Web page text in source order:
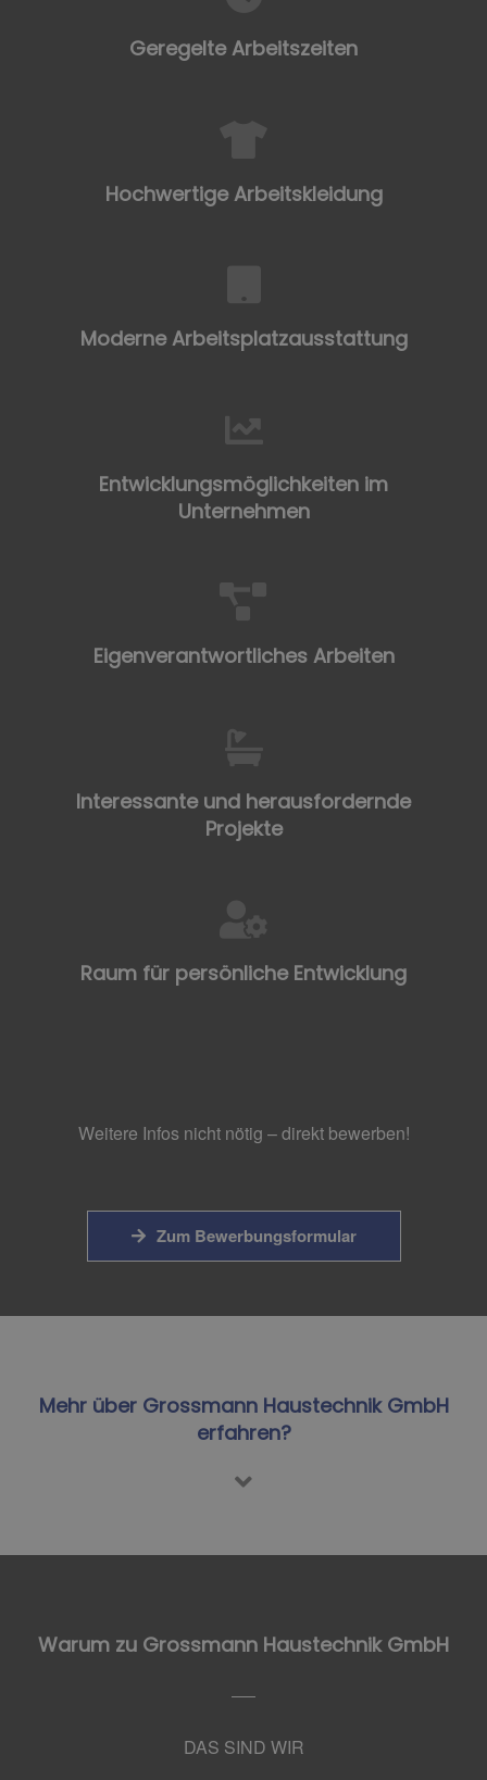
Geregelte Arbeitszeiten
Hochwertige Arbeitskleidung
Moderne Arbeitsplatzausstattung
Entwicklungsmöglichkeiten im
Unternehmen
Eigenverantwortliches Arbeiten
Interessante und herausfordernde
Projekte
Raum für persönliche Entwicklung
Weitere Infos nicht nötig – direkt bewerben!
Zum Bewerbungsformular
Mehr über Grossmann Haustechnik GmbH
erfahren?
Warum zu Grossmann Haustechnik GmbH
DAS SIND WIR